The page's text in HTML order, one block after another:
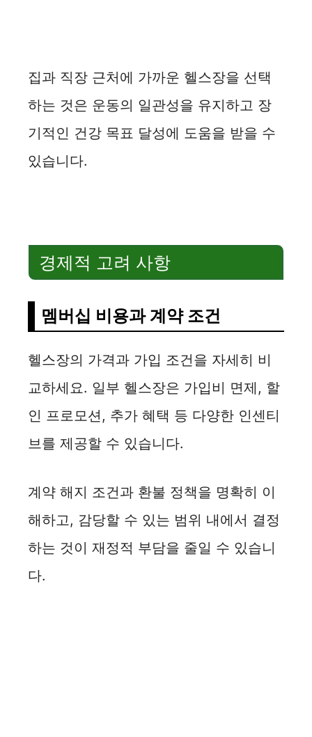
집과 직장 근처에 가까운 헬스장을 선택
하는 것은 운동의 일관성을 유지하고 장
기적인 건강 목표 달성에 도움을 받을 수
있습니다.
경제적 고려 사항
멤버십 비용과 계약 조건
헬스장의 가격과 가입 조건을 자세히 비
교하세요. 일부 헬스장은 가입비 면제, 할
인 프로모션, 추가 혜택 등 다양한 인센티
브를 제공할 수 있습니다.
계약 해지 조건과 환불 정책을 명확히 이
해하고, 감당할 수 있는 범위 내에서 결정
하는 것이 재정적 부담을 줄일 수 있습니
다.